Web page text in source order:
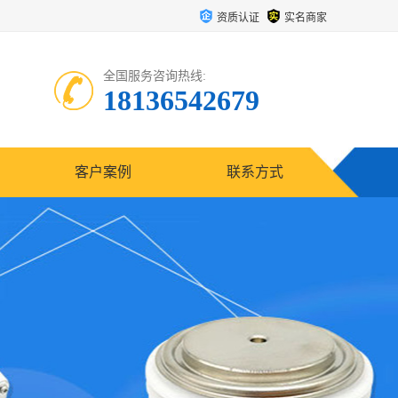
资质认证 实名商家
全国服务咨询热线:
18136542679
客户案例 联系方式